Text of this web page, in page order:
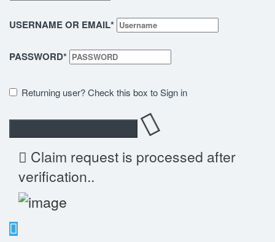
USERNAME OR EMAIL*
PASSWORD*
Returning user? Check this box to Sign in
Claim request is processed after
verification..